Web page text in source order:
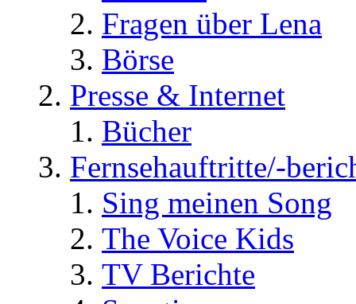
Fragen über Lena
Börse
Presse & Internet
Bücher
Fernsehauftritte/-
Sing meinen Song
The Voice Kids
TV Berichte